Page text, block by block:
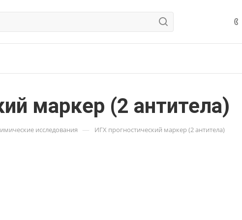
маркер (2 антитела)
исследования — ИГХ прогностический маркер (2 антитела)